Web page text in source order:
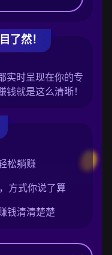
了然！
实时呈现在你的专
就是这么清晰！
松躺赚
方式你说了算
钱清清楚楚